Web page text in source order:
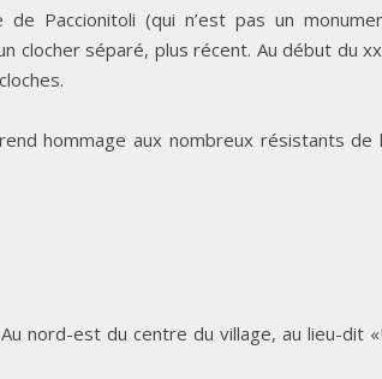
Paccionitoli (qui n’est pas un
clocher séparé, plus récent. Au début du
hommage aux nombreux résistants de
nord-est du centre du village, au lieu-dit